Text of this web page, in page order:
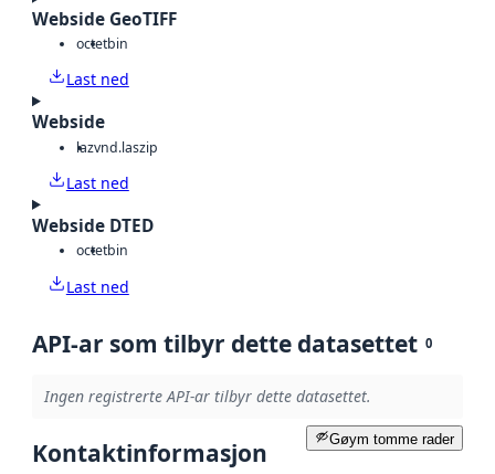
Webside GeoTIFF
octetbin
Last ned
Webside
lazvnd.laszip
Last ned
Webside DTED
octetbin
Last ned
API-ar som tilbyr dette datasettet 0
Ingen registrerte API-ar tilbyr dette datasettet.
Gøym tomme rader
Kontaktinformasjon